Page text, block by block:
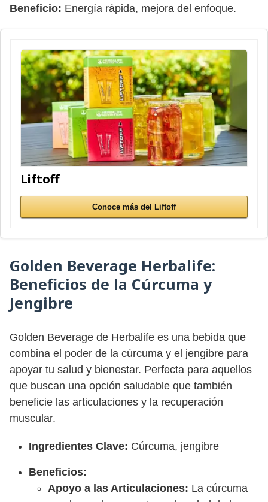
Beneficio: Energía rápida, mejora del enfoque.
Liftoff
Conoce más del Liftoff
Golden Beverage Herbalife:
Beneficios de la Cúrcuma y
Jengibre
Golden Beverage de Herbalife es una bebida que
combina el poder de la cúrcuma y el jengibre para
apoyar tu salud y bienestar. Perfecta para aquellos
que buscan una opción saludable que también
beneficie las articulaciones y la recuperación
muscular.
Ingredientes Clave: Cúrcuma, jengibre
Beneficios:
Apoyo a las Articulaciones: La cúrcuma